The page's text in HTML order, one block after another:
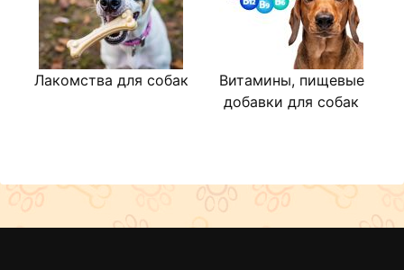
Лакомства для собак
Витамины, пищевые
добавки для собак